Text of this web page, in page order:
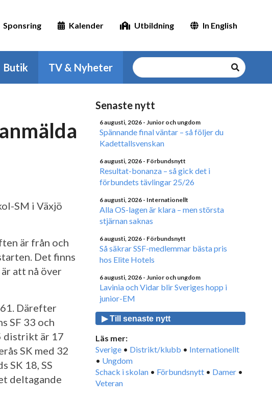
Sponsring Kalender Utbildning In English
Butik TV & Nyheter
SM i Växjö
är från och
Det finns
att nå över
Därefter
SF 33 och
distrikt är 17
SK med 32
SK 18, SS
deltagande
Senaste nytt
6 augusti, 2026 - Junior och ungdom
Spännande final väntar – så följer du
Kadettallsvenskan
6 augusti, 2026 - Förbundsnytt
Resultat-bonanza – så gick det i
förbundets tävlingar 25/26
6 augusti, 2026 - Internationellt
Alla OS-lagen är klara – men största
stjärnan saknas
6 augusti, 2026 - Förbundsnytt
Så säkrar SSF-medlemmar bästa pris
hos Elite Hotels
6 augusti, 2026 - Junior och ungdom
Lavinia och Vidar blir Sveriges hopp i
junior-EM
▶ Till senaste nytt
Läs mer:
Sverige • Distrikt/klubb • Internationellt
• Ungdom
Schack i skolan • Förbundsnytt • Damer •
Veteran